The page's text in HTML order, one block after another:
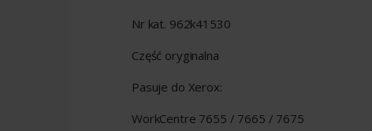
Nr kat. 962k41530
Część oryginalna
Pasuje do Xerox:
WorkCentre 7655 / 7665 / 7675